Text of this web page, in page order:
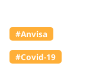
#Anvisa
#Covid-19